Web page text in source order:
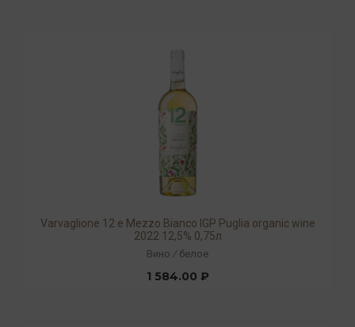
Varvaglione 12 e Mezzo Bianco IGP Puglia organic wine
2022 12,5% 0,75л
Вино / белое
1 584.00 ₽